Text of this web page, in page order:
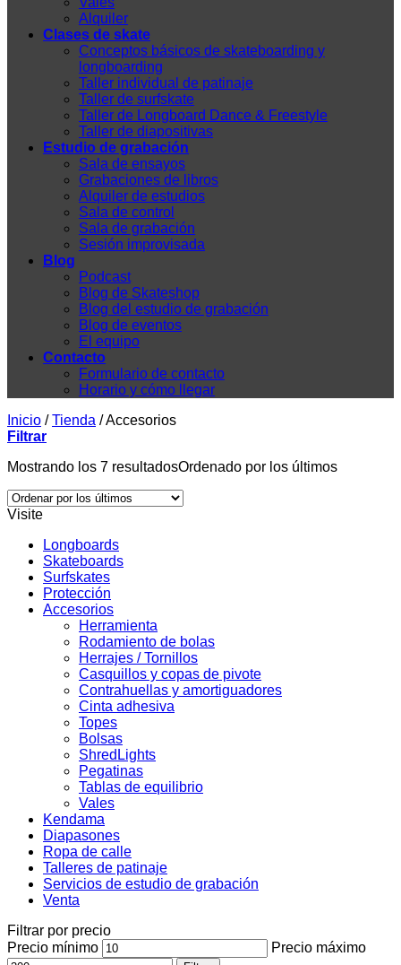
Alquiler
Clases de skate
Conceptos básicos de skateboarding y
longboarding
Taller individual de patinaje
Taller de surfskate
Taller de Longboard Dance & Freestyle
Taller de diapositivas
Estudio de grabación
Sala de ensayos
Grabaciones de libros
Alquiler de estudios
Sala de control
Sala de grabación
Sesión improvisada
Blog
Podcast
Blog de Skateshop
Blog del estudio de grabación
Blog de eventos
El equipo
Contacto
Formulario de contacto
Horario y cómo llegar
Inicio / Tienda /Accesorios
Filtrar
Mostrando los 7 resultadosOrdenado por los últimos
Visite
Longboards
Skateboards
Surfskates
Protección
Accesorios
Herramienta
Rodamiento de bolas
Herrajes / Tornillos
Casquillos y copas de pivote
Contrahuellas y amortiguadores
Cinta adhesiva
Topes
Bolsas
ShredLights
Pegatinas
Tablas de equilibrio
Vales
Kendama
Diapasones
Ropa de calle
Talleres de patinaje
Servicios de estudio de grabación
Venta
Filtrar por precio
Precio mínimo
Precio máximo